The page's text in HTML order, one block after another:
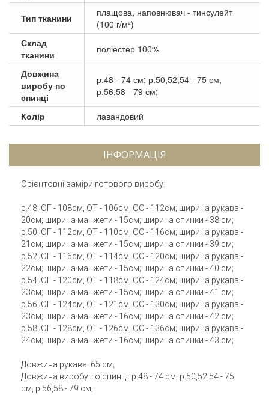
Тип тканини
плащова, наповнювач - тинсулейт
(100 г/м²)
Склад
тканини
поліестер 100%
Довжина
виробу по
спинці
р.48 - 74 см; р.50,52,54 - 75 см,
р.56,58 - 79 см;
Колір лавандовий
ІНФОРМАЦІЯ
Орієнтовні заміри готового виробу:
р.48: ОГ - 108см, ОТ - 106см, ОC - 112см; ширина рукава -
20см; ширина манжети - 15см; ширина спинки - 38 см;
р.50: ОГ - 112см, ОТ - 110см, ОC - 116см; ширина рукава -
21см; ширина манжети - 15см; ширина спинки - 39 см;
р.52: ОГ - 116см, ОТ - 114см, ОC - 120см; ширина рукава -
22см; ширина манжети - 15см; ширина спинки - 40 см;
р.54: ОГ - 120см, ОТ - 118см, ОC - 124см; ширина рукава -
23см; ширина манжети - 15см; ширина спинки - 41 см;
р.56: ОГ - 124см, ОТ - 121см, ОC - 130см; ширина рукава -
23см; ширина манжети - 16см; ширина спинки - 42 см;
р.58: ОГ - 128см, ОТ - 126см, ОC - 136см; ширина рукава -
24см; ширина манжети - 16см; ширина спинки - 43 см;
Довжина рукава: 65 см;
Довжина виробу по спинці: р.48 - 74 см; р.50,52,54 - 75
см, р.56,58 - 79 см;